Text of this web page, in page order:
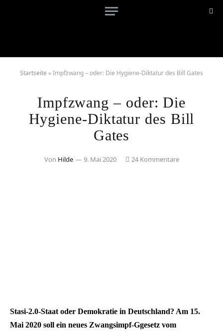
Startseite »Impfzwang – oder: Die Hygiene-Diktatur des Bill Gates
Impfzwang – oder: Die
Hygiene-Diktatur des Bill
Gates
Von Hilde 9. Mai 2020 24 Kommentare
Stasi-2.0-Staat oder Demokratie in Deutschland? Am 15.
Mai 2020 soll ein neues Zwangsimpf-Ggesetz vom